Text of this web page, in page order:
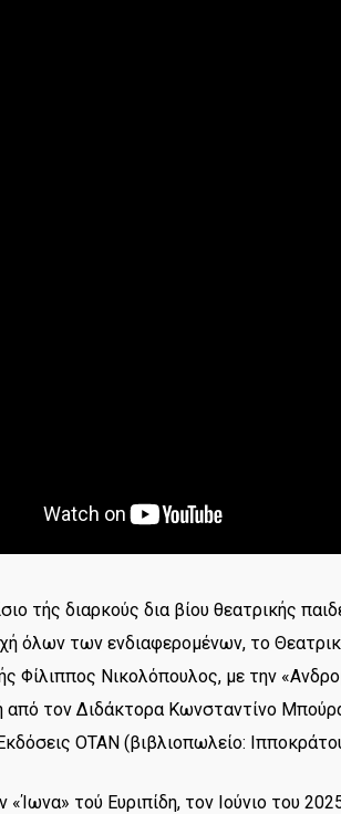
τής διαρκούς δια βίου θεατρικής
όλων των ενδιαφερομένων, το
Φίλιππος Νικολόπουλος, με την
από τον Διδάκτορα Κωνσταντίνο
ΟΤΑΝ (βιβλιοπωλείο:
«Ίωνα» τού Ευριπίδη, τον Ιούνιο του